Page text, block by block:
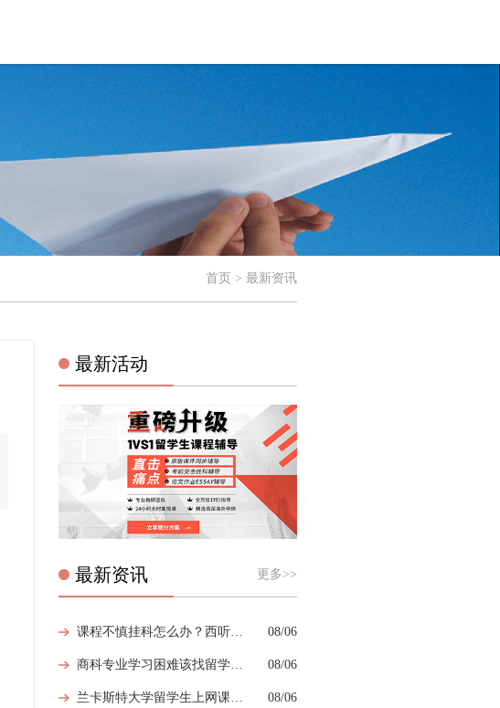
首页 > 最新资讯
最新活动
最新资讯 更多>>
08/06
08/06
08/06